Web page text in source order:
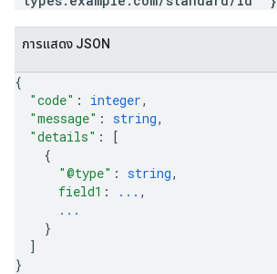
การแสดง JSON
{
"code" : integer,
"message" : string,
"details" :
[
{
"@type" : string,
field1 : ... ,
...
}
]
}